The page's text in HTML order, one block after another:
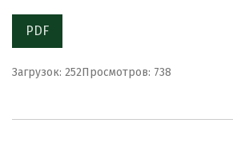
PDF
Загрузок: 252Просмотров: 738